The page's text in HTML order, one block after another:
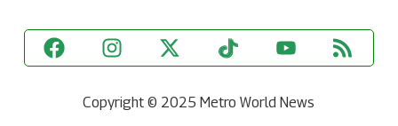
Copyright © 2025 Metro World News